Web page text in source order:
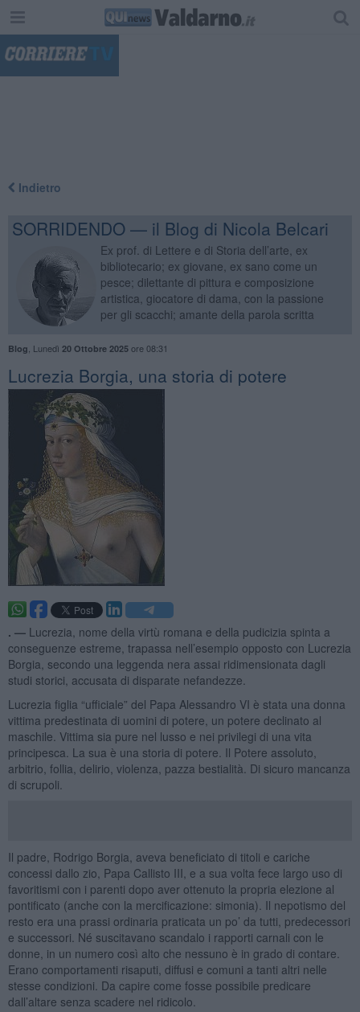
Indietro
SORRIDENDO — il Blog di Nicola Belcari
Ex prof. di Lettere e di Storia dell’arte, ex
bibliotecario; ex giovane, ex sano come un
pesce; dilettante di pittura e composizione
artistica, giocatore di dama, con la passione
per gli scacchi; amante della parola scritta
Blog Lunedì 20 Ottobre 2025ore 08:31
​Lucrezia Borgia, una storia di potere
. — Lucrezia, nome della virtù romana e della pudicizia spinta a
conseguenze estreme, trapassa nell’esempio opposto con Lucrezia
Borgia, secondo una leggenda nera assai ridimensionata dagli
studi storici, accusata di disparate nefandezze.
Lucrezia figlia “ufficiale” del Papa Alessandro VI è stata una donna
vittima predestinata di uomini di potere, un potere declinato al
maschile. Vittima sia pure nel lusso e nei privilegi di una vita
principesca. La sua è una storia di potere. Il Potere assoluto,
arbitrio, follia, delirio, violenza, pazza bestialità. Di sicuro mancanza
di scrupoli.
Il padre, Rodrigo Borgia, aveva beneficiato di titoli e cariche
concessi dallo zio, Papa Callisto III, e a sua volta fece largo uso di
favoritismi con i parenti dopo aver ottenuto la propria elezione al
pontificato (anche con la mercificazione: simonia). Il nepotismo del
resto era una prassi ordinaria praticata un po’ da tutti, predecessori
e successori. Né suscitavano scandalo i rapporti carnali con le
donne, in un numero così alto che nessuno è in grado di contare.
Erano comportamenti risaputi, diffusi e comuni a tanti altri nelle
stesse condizioni. Da capire come fosse possibile predicare
dall’altare senza scadere nel ridicolo.